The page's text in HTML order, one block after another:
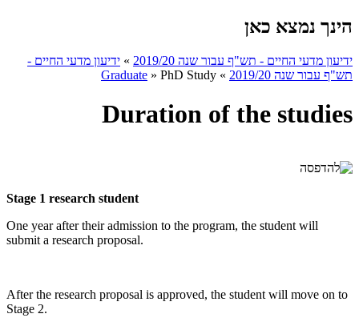
הינך נמצא כאן
ידיעון מדעי החיים - תש"ף עבור שנה 2019/20 » ידיעון מדעי החיים -
תש"ף עבור שנה 2019/20
»
Graduate » PhD Study
Duration of the studies
Stage 1 research student
One year after their admission to the program, the student will
submit a research proposal.
After the research proposal is approved, the student will move on to
Stage 2.